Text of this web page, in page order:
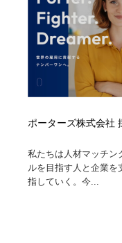
ポーターズ株式会社
私たちは人材マッチン
ルを目指す人と企業を
指していく。今...